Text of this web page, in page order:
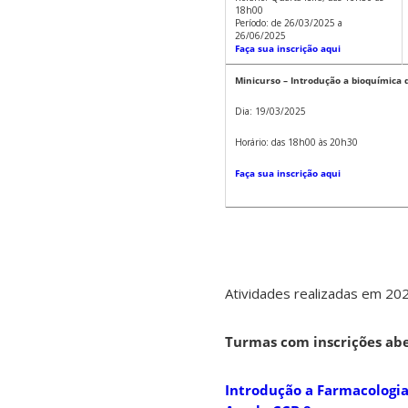
18h00
Período: de 26/03/2025 a
26/06/2025
Faça sua inscrição aqui
Minicurso – Introdução a bioquímica
Dia: 19/03/2025
Horário: das 18h00 às 20h30
Faça sua inscrição aqui
Atividades realizadas em
Turmas com inscrições
Introdução a